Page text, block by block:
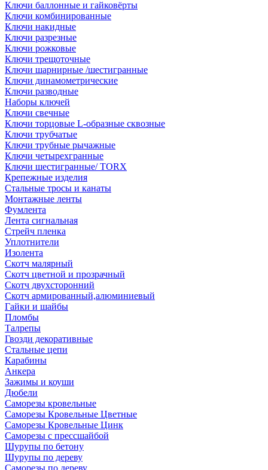
Ключи баллонные и гайковёрты
Ключи комбинированные
Ключи накидные
Ключи разрезные
Ключи рожковые
Ключи трещоточные
Ключи шарнирные /шестигранные
Ключи динамометрические
Ключи разводные
Наборы ключей
Ключи свечные
Ключи торцовые L-образные сквозные
Ключи трубчатые
Ключи трубные рычажные
Ключи четырехгранные
Ключи шестигранные/ TORX
Крепежные изделия
Стальные тросы и канаты
Монтажные ленты
Фумлента
Лента сигнальная
Стрейч пленка
Уплотнители
Изолента
Скотч малярный
Скотч цветной и прозрачный
Скотч двухсторонний
Скотч армированный,алюминиевый
Гайки и шайбы
Пломбы
Талрепы
Гвозди декоративные
Стальные цепи
Карабины
Анкера
Зажимы и коуши
Дюбели
Саморезы кровельные
Саморезы Кровельные Цветные
Саморезы Кровельные Цинк
Саморезы с прессшайбой
Шурупы по бетону
Шурупы по дереву
Саморезы по дереву